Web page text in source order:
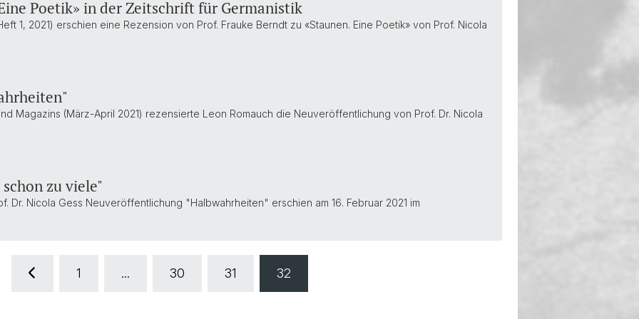
Poetik» in der Zeitschrift für Germanistik
1, 2021) erschien eine Rezension von Prof. Frauke Berndt zu «Staunen. Eine Poetik» von Prof. Nicola
Magazins (März-April 2021) rezensierte Leon Romauch die Neuveröffentlichung von Prof. Dr. Nicola
zu viele"
Dr. Nicola Gess Neuveröffentlichung "Halbwahrheiten" erschien am 16. Februar 2021 im
1 ... 30 31 32